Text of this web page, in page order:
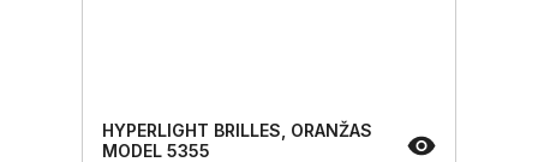
HYPERLIGHT BRILLES, ORANŽAS
MODEL 5355